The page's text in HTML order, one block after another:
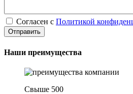
Согласен с Политикой
Наши преимущества
Свыше 500